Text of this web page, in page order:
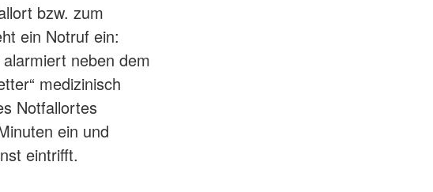
bzw. zum
ein Notruf ein:
neben dem
medizinisch
Notfallortes
ein und
eintrifft.